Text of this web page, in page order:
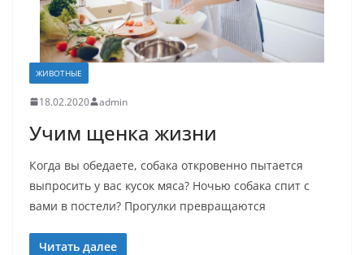
ЖИВОТНЫЕ
18.02.2020 admin
Учим щенка жизни
Когда вы обедаете, собака откровенно пытается
выпросить у вас кусок мяса? Ночью собака спит с
вами в постели? Прогулки превращаются
Читать далее